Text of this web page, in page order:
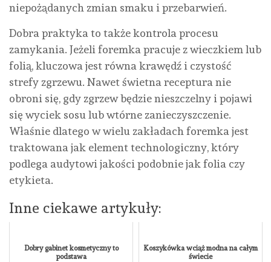
niepożądanych zmian smaku i przebarwień.
Dobra praktyka to także kontrola procesu
zamykania. Jeżeli foremka pracuje z wieczkiem lub
folią, kluczowa jest równa krawędź i czystość
strefy zgrzewu. Nawet świetna receptura nie
obroni się, gdy zgrzew będzie nieszczelny i pojawi
się wyciek sosu lub wtórne zanieczyszczenie.
Właśnie dlatego w wielu zakładach foremka jest
traktowana jak element technologiczny, który
podlega audytowi jakości podobnie jak folia czy
etykieta.
Inne ciekawe artykuły:
Dobry gabinet kosmetyczny to
podstawa
Koszykówka wciąż modna na całym
świecie